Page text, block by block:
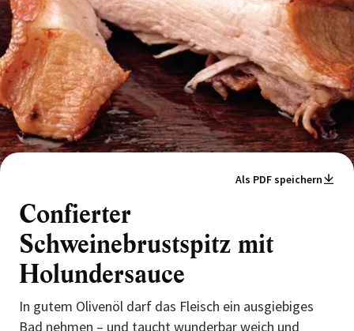
Als PDF speichern
Confierter
Schweinebrustspitz mit
Holundersauce
In gutem Olivenöl darf das Fleisch ein ausgiebiges
Bad nehmen – und taucht wunderbar weich und